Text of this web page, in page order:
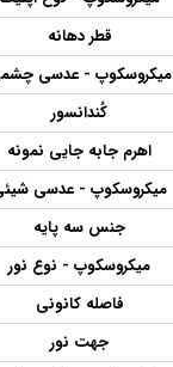
قطر دهانه
میکروسکوپ - عدسی
کُندانسور
اهرم جابه جایی نمونه
میکروسکوپ - عدسی
جنس سه پایه
میکروسکوپ - نوع نور
فاصله کانونی
جهت نور